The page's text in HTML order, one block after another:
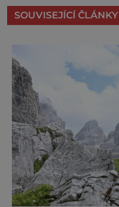
SOUVISEJÍCÍ ČLÁNKY